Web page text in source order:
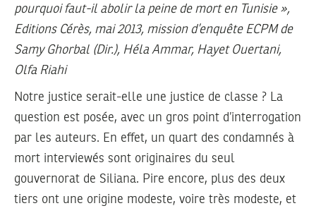
pourquoi faut-il abolir la peine de mort en Tunisie »,
Editions Cérès, mai 2013, mission d’enquête ECPM de
Samy Ghorbal (Dir.), Héla Ammar, Hayet Ouertani,
Olfa Riahi
Notre justice serait-elle une justice de classe ? La
question est posée, avec un gros point d’interrogation
par les auteurs. En effet, un quart des condamnés à
mort interviewés sont originaires du seul
gouvernorat de Siliana. Pire encore, plus des deux
tiers ont une origine modeste, voire très modeste, et